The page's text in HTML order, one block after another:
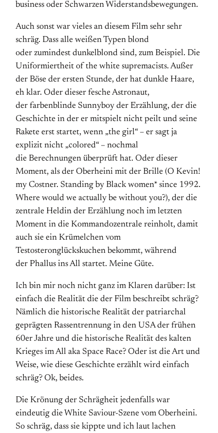
business oder Schwarzen Widerstandsbewegungen.
Auch sonst war vieles an diesem Film sehr sehr
schräg. Dass alle weißen Typen blond
oder zumindest dunkelblond sind, zum Beispiel. Die
Uniformiertheit of the white supremacists. Außer
der Böse der ersten Stunde, der hat dunkle Haare,
eh klar. Oder dieser fesche Astronaut,
der farbenblinde Sunnyboy der Erzählung, der die
Geschichte in der er mitspielt nicht peilt und seine
Rakete erst startet, wenn „the girl“ – er sagt ja
explizit nicht „colored“ – nochmal
die Berechnungen überprüft hat. Oder dieser
Moment, als der Oberheini mit der Brille (O Kevin!
my Costner. Standing by Black women* since 1992.
Where would we actually be without you?), der die
zentrale Heldin der Erzählung noch im letzten
Moment in die Kommandozentrale reinholt, damit
auch sie ein Krümelchen vom
Testosteronglückskuchen bekommt, während
der Phallus ins All startet. Meine Güte.
Ich bin mir noch nicht ganz im Klaren darüber: Ist
einfach die Realität die der Film beschreibt schräg?
Nämlich die historische Realität der patriarchal
geprägten Rassentrennung in den USA der frühen
60er Jahre und die historische Realität des kalten
Krieges im All aka Space Race? Oder ist die Art und
Weise, wie diese Geschichte erzählt wird einfach
schräg? Ok, beides.
Die Krönung der Schrägheit jedenfalls war
eindeutig die White Saviour-Szene vom Oberheini.
So schräg, dass sie kippte und ich laut lachen